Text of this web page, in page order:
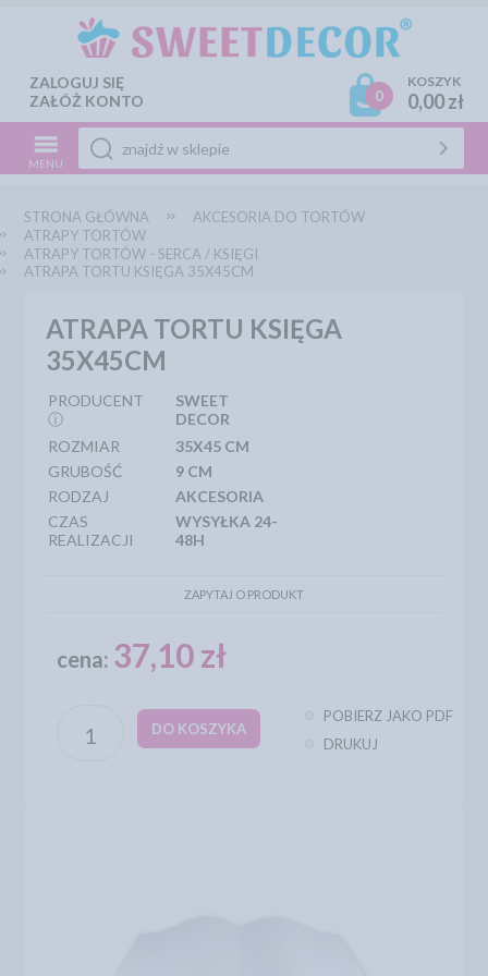
ZALOGUJ SIĘ
ZAŁÓŻ KONTO
0
KOSZYK
0,00 zł
MENU
STRONA GŁÓWNA
AKCESORIA DO TORTÓW
ATRAPY TORTÓW
ATRAPY TORTÓW - SERCA / KSIĘGI
ATRAPA TORTU KSIĘGA 35X45CM
ATRAPA TORTU KSIĘGA
35X45CM
PRODUCENT
ⓘ
SWEET
DECOR
ROZMIAR
35X45 CM
GRUBOŚĆ
9 CM
RODZAJ
AKCESORIA
CZAS
REALIZACJI
WYSYŁKA 24-
48H
ZAPYTAJ O PRODUKT
cena: 37,10 zł
DO KOSZYKA
POBIERZ JAKO PDF
DRUKUJ